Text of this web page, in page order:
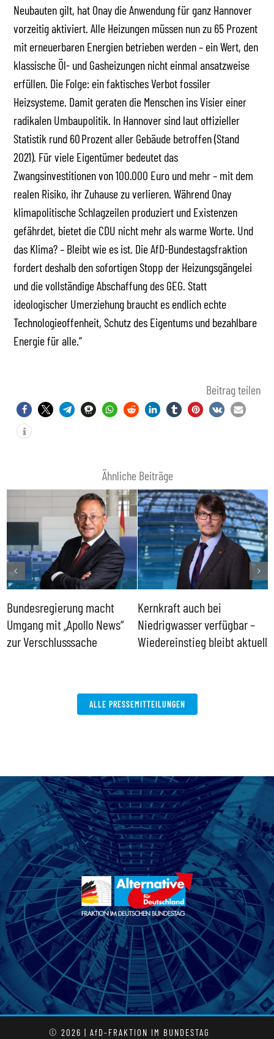
Neubauten gilt, hat Onay die Anwendung für ganz Hannover
vorzeitig aktiviert. Alle Heizungen müssen nun zu 65 Prozent
mit erneuerbaren Energien betrieben werden – ein Wert, den
klassische Öl- und Gasheizungen nicht einmal ansatzweise
erfüllen. Die Folge: ein faktisches Verbot fossiler
Heizsysteme. Damit geraten die Menschen ins Visier einer
radikalen Umbaupolitik. In Hannover sind laut offizieller
Statistik rund 60 Prozent aller Gebäude betroffen (Stand
2021). Für viele Eigentümer bedeutet das
Zwangsinvestitionen von 100.000 Euro und mehr – mit dem
realen Risiko, ihr Zuhause zu verlieren. Während Onay
klimapolitische Schlagzeilen produziert und Existenzen
gefährdet, bietet die CDU nicht mehr als warme Worte. Und
das Klima? – Bleibt wie es ist. Die AfD-Bundestagsfraktion
fordert deshalb den sofortigen Stopp der Heizungsgängelei
und die vollständige Abschaffung des GEG. Statt
ideologischer Umerziehung braucht es endlich echte
Technologieoffenheit, Schutz des Eigentums und bezahlbare
Energie für alle.“
Beitrag teilen
Ähnliche Beiträge
Bundesregierung macht
Umgang mit „Apollo News“
zur Verschlusssache
Kernkraft auch bei
Niedrigwasser verfügbar –
Wiedereinstieg bleibt aktuell
ALLE PRESSEMITTEILUNGEN
© 2026 | AfD-FRAKTION IM BUNDESTAG